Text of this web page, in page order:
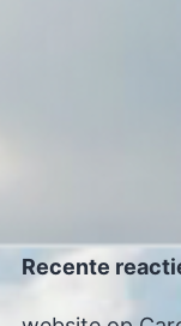
Recente